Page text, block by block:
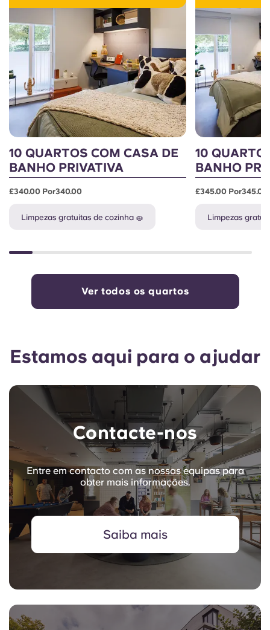
10 QUARTOS COM CASA DE
BANHO PRIVATIVA
£340.00 Por340.00
Limpezas gratuitas de cozinha 🧽
10
BANHO
£345.00 Por345.00
Limpezas
Ver todos os quartos
Estamos aqui para o ajudar
Contacte-nos
Entre em contacto com as nossas equipas para
obter mais informações.
Saiba mais